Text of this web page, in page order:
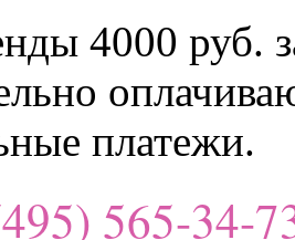
4000 руб.
платежи.
565-34-